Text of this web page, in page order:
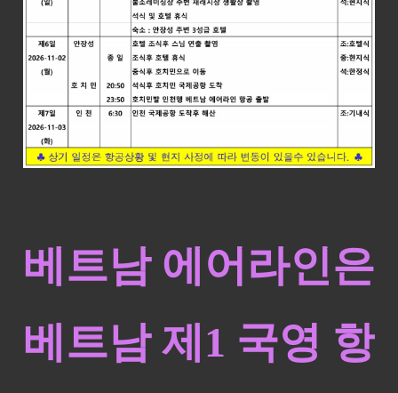
베트남 에어라인은
베트남 제1 국영 항